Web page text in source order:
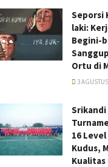
Seporsi
laki:
Begini-
Ortu di
3
Srikandi
16
Kudus,